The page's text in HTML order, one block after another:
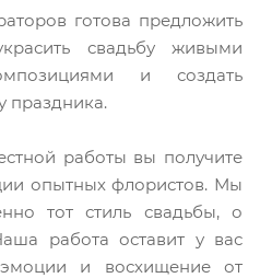
готова предложить
свадьбу живыми
и создать
праздника.
работы вы получите
опытных флористов. Мы
тот стиль свадьбы, о
работа оставит у вас
и восхищение от